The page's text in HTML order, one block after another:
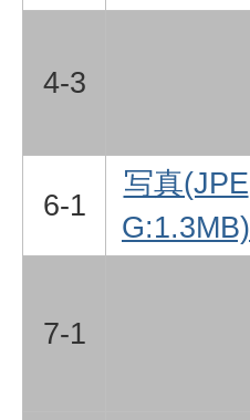
4-3
6-1
写真(JPE
G:1.3MB)
7-1